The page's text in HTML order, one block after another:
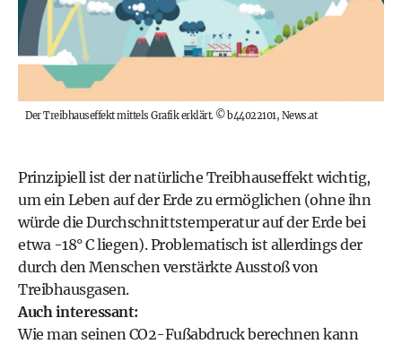
Der Treibhauseffekt mittels Grafik erklärt. ©b44022101, News.at
Prinzipiell ist der natürliche Treibhauseffekt wichtig,
um ein Leben auf der Erde zu ermöglichen (ohne ihn
würde die Durchschnittstemperatur auf der Erde bei
etwa -18° C liegen). Problematisch ist allerdings der
durch den Menschen verstärkte Ausstoß von
Treibhausgasen.
Auch interessant:
Wie man seinen CO2-Fußabdruck berechnen kann